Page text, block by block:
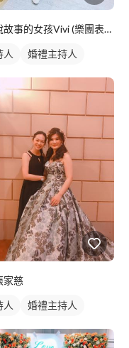
說故事的女孩Vivi (樂團表演/婚禮主持/婚禮顧問/春酒尾
人 婚禮主持人
家慈
人 婚禮主持人